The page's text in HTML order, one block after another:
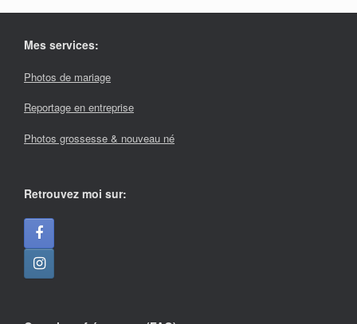
Mes services:
Photos de mariage
Reportage en entreprise
Photos grossesse & nouveau né
Retrouvez moi sur: